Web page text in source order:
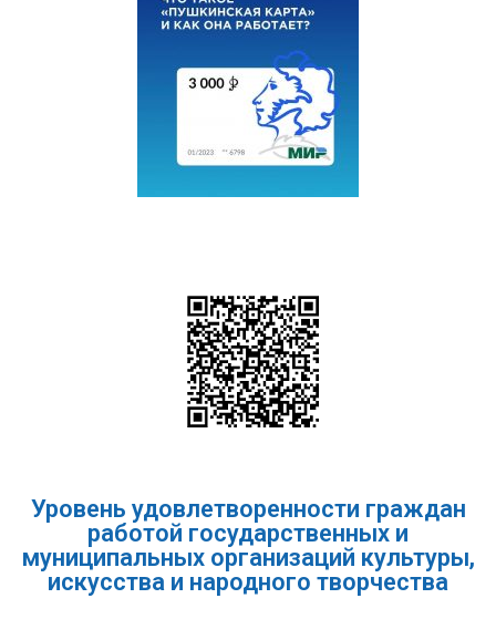
Уровень удовлетворенности граждан
работой государственных и
муниципальных организаций культуры,
искусства и народного творчества